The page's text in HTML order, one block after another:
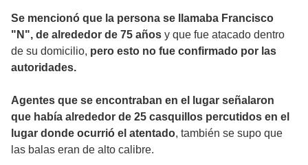
Se mencionó que la persona se llamaba Francisco
"N", de alrededor de 75 años y que fue atacado dentro
de su domicilio, pero esto no fue confirmado por las
autoridades.
Agentes que se encontraban en el lugar señalaron
que había alrededor de 25 casquillos percutidos en el
lugar donde ocurrió el atentado, también se supo que
las balas eran de alto calibre.